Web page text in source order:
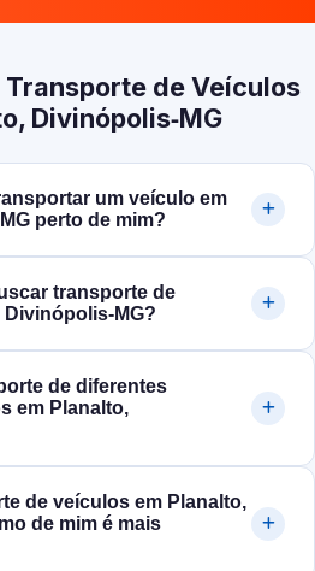
Transporte de Veículos
Divinópolis‑MG
um veículo em
perto de mim?
transporte de
de diferentes
em Planalto,
de veículos em Planalto,
de mim é mais